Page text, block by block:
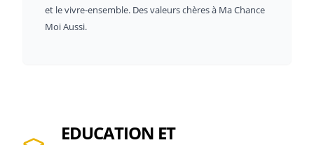
et le vivre-ensemble. Des valeurs chères à Ma Chance
Moi Aussi.
EDUCATION ET